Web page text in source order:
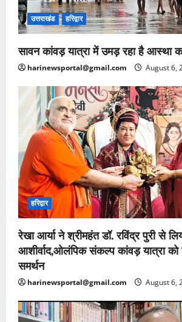
उत्तराखंड हरिद्वार
सावन कांवड़ यात्रा में उमड़ रहा है आस्था
harinewsportal@gmail.com August 6,
हरिद्वार
रेखा आर्या ने श्रीमहंत डॉ. रविंद्र पुरी से
आशीर्वाद,ओलंपिक संकल्प कांवड़ यात्रा को
समर्थन
harinewsportal@gmail.com August 6,